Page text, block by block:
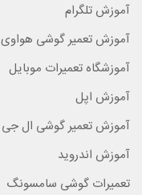
آموزش تلگرام
آموزش تعمیر گوشی هواوی
آموزشگاه تعمیرات موبایل
آموزش اپل
آموزش تعمیر گوشی ال جی
آموزش اندروید
تعمیرات گوشی سامسونگ